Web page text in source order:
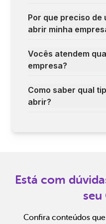
Por que preciso de
abrir minha
Vocês atendem
empresa?
Como saber qual
abrir?
Está com
seu
Confira conteúdos